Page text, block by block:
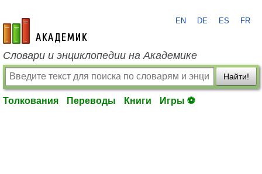
academic.ru
EN DE ES FR
Словари и энциклопедии на Академике
Найти!
Толкования Переводы Книги Игры ⚽